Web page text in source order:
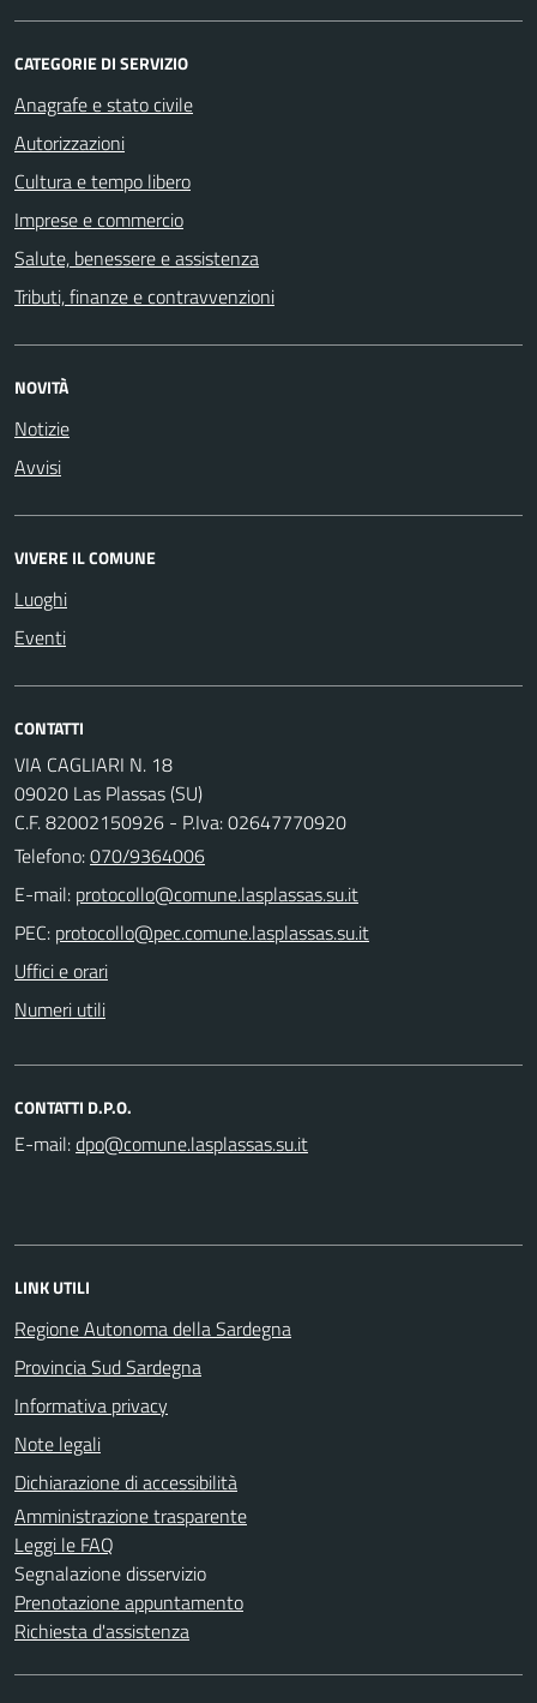
CATEGORIE DI SERVIZIO
Anagrafe e stato civile
Autorizzazioni
Cultura e tempo libero
Imprese e commercio
Salute, benessere e assistenza
Tributi, finanze e contravvenzioni
NOVITÀ
Notizie
Avvisi
VIVERE IL COMUNE
Luoghi
Eventi
CONTATTI
VIA CAGLIARI N. 18
09020 Las Plassas (SU)
C.F. 82002150926 - P.Iva: 02647770920
Telefono:070/9364006
E-mail:
PEC:
Uffici e orari
Numeri utili
CONTATTI D.P.O.
E-mail:
LINK UTILI
Regione Autonoma della Sardegna
Provincia Sud Sardegna
Informativa privacy
Note legali
Dichiarazione di accessibilità
Amministrazione trasparente
Leggi le FAQ
Segnalazione disservizio
Prenotazione appuntamento
Richiesta d'assistenza